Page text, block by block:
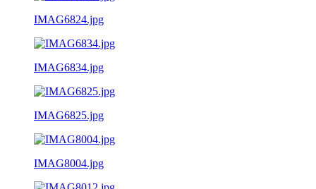
IMAG6824.jpg
IMAG6834.jpg
IMAG6825.jpg
IMAG8004.jpg